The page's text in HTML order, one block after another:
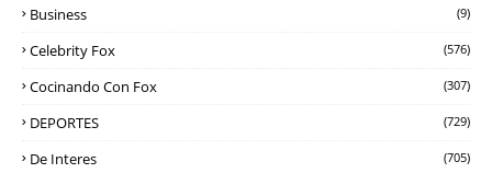
Business (9)
Celebrity Fox (576)
Cocinando Con Fox (307)
DEPORTES (729)
De Interes (705)